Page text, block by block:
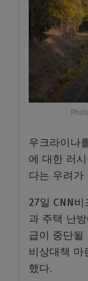
우크라이나
에 대한 러
다는 우려가
27일 CNN
과 주택 난
급이 중단될
비상대책 마
했다.